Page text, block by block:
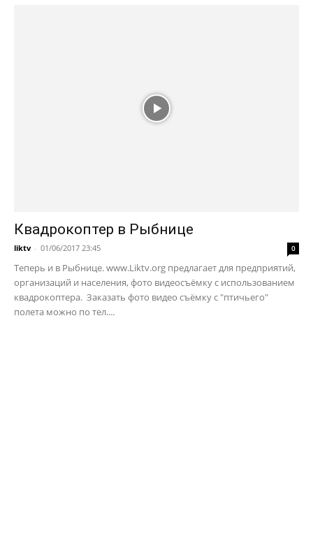
Квадрокоптер в Рыбнице
liktv - 01/06/2017 23:45 0
Теперь и в Рыбнице. www.Liktv.org предлагает для предприятий,
организаций и населения, фото видеосъёмку с использованием
квадрокоптера. Заказать фото видео съёмку с "птичьего"
полета можно по тел....